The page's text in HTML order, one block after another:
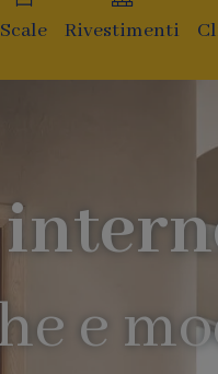
Scale Rivestimenti